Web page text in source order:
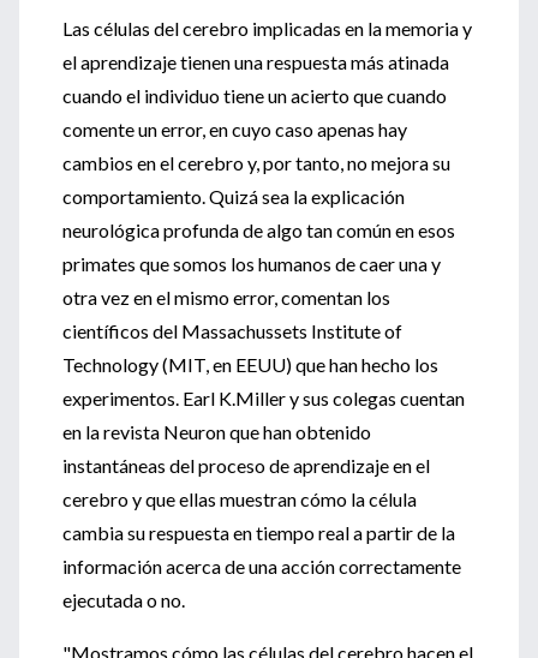
Las células del cerebro implicadas en la memoria y
el aprendizaje tienen una respuesta más atinada
cuando el individuo tiene un acierto que cuando
comente un error, en cuyo caso apenas hay
cambios en el cerebro y, por tanto, no mejora su
comportamiento. Quizá sea la explicación
neurológica profunda de algo tan común en esos
primates que somos los humanos de caer una y
otra vez en el mismo error, comentan los
científicos del Massachussets Institute of
Technology (MIT, en EEUU) que han hecho los
experimentos. Earl K.Miller y sus colegas cuentan
en la revista Neuron que han obtenido
instantáneas del proceso de aprendizaje en el
cerebro y que ellas muestran cómo la célula
cambia su respuesta en tiempo real a partir de la
información acerca de una acción correctamente
ejecutada o no.
"Mostramos cómo las células del cerebro hacen el